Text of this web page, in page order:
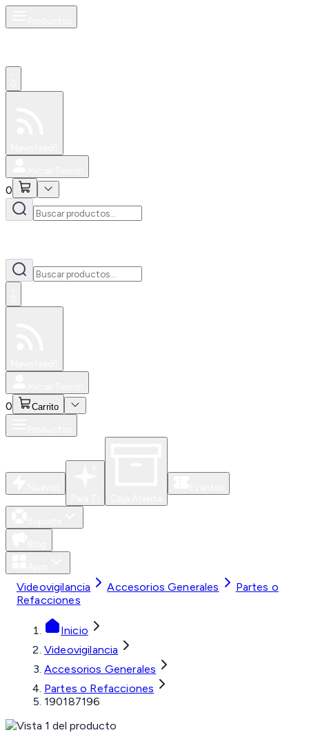
0
0 Carrito
Videovigilancia Accesorios Generales
Partes o
Refacciones
Inicio
Videovigilancia
Accesorios Generales
Partes o Refacciones
190187196